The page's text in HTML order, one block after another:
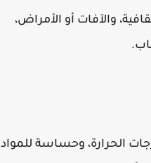
والآفات أو الأمراض،
الحرارة، وحساسة للمواد